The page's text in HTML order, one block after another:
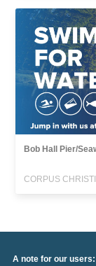
Bob Hall Pier/
CORPUS
A note for our users: